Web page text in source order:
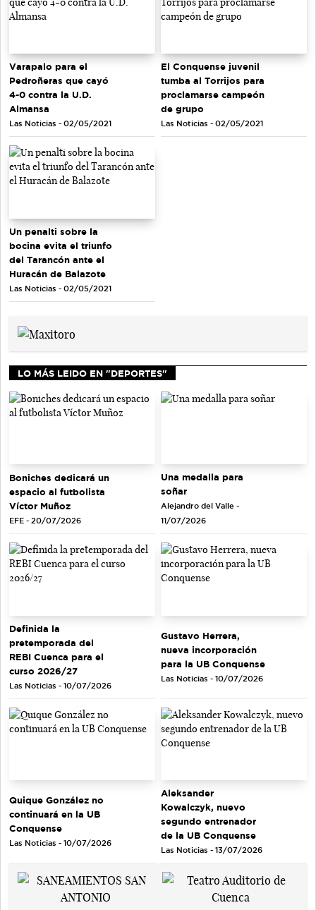
Varapalo para el
Pedroñeras que cayó
4-0 contra la U.D.
Almansa
Las Noticias - 02/05/2021
El Conquense juvenil
tumba al Torrijos para
proclamarse campeón
de grupo
Las Noticias - 02/05/2021
Un penalti sobre la
bocina evita el triunfo
del Tarancón ante el
Huracán de Balazote
Las Noticias - 02/05/2021
LO MÁS LEIDO EN "DEPORTES"
Boniches dedicará un
espacio al futbolista
Víctor Muñoz
EFE - 20/07/2026
Una medalla para
soñar
Alejandro del Valle -
11/07/2026
Definida la
pretemporada del
REBI Cuenca para el
curso 2026/27
Las Noticias - 10/07/2026
Gustavo Herrera,
nueva incorporación
para la UB Conquense
Las Noticias - 10/07/2026
Quique González no
continuará en la UB
Conquense
Las Noticias - 10/07/2026
Aleksander
Kowalczyk, nuevo
segundo entrenador
de la UB Conquense
Las Noticias - 13/07/2026